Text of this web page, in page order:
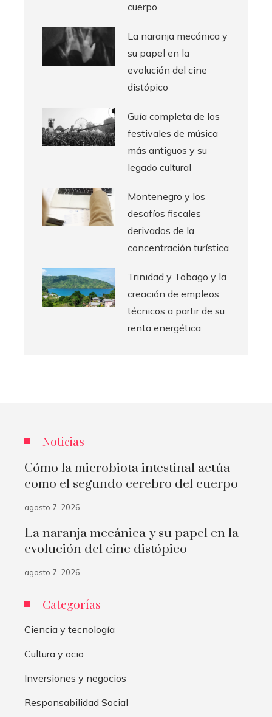
cuerpo
La naranja mecánica y
su papel en la
evolución del cine
distópico
Guía completa de los
festivales de música
más antiguos y su
legado cultural
Montenegro y los
desafíos fiscales
derivados de la
concentración turística
Trinidad y Tobago y la
creación de empleos
técnicos a partir de su
renta energética
Noticias
Cómo la microbiota intestinal actúa
como el segundo cerebro del cuerpo
agosto 7, 2026
La naranja mecánica y su papel en la
evolución del cine distópico
agosto 7, 2026
Categorías
Ciencia y tecnología
Cultura y ocio
Inversiones y negocios
Responsabilidad Social